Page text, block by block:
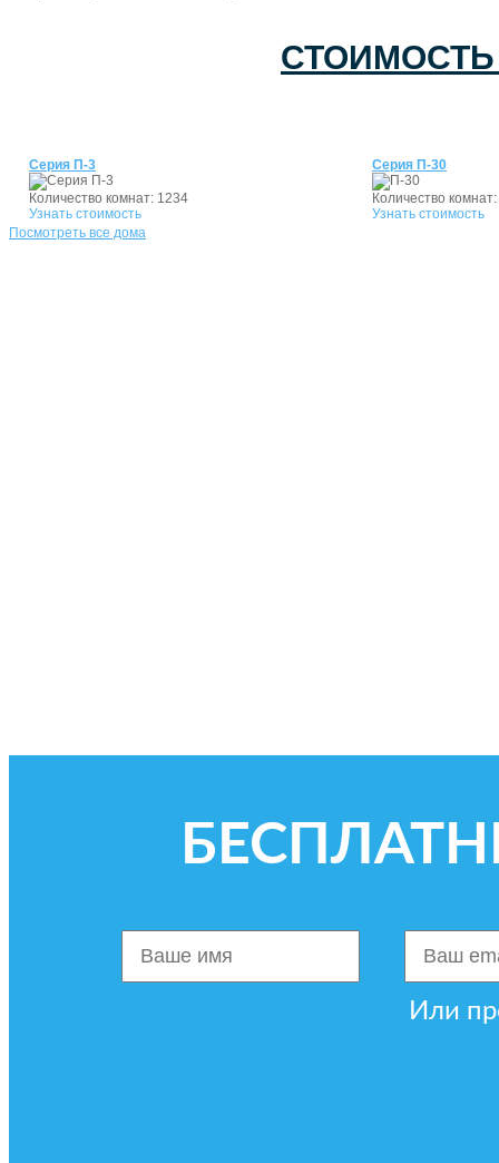
Серия П-3
Количество комнат: 1234
Узнать стоимость
Серия П-30
Количество комнат:
Узнать стоимость
Посмотреть все дома
Или